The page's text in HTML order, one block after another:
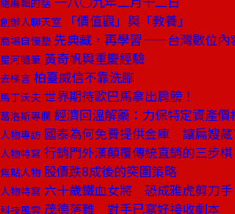
創辦人聊天室 「價值觀」與「教養」
商場自慢塾 先典藏，再學習——台灣數位內
星河隨筆 黃奇帆與重慶經驗
去梯言 柏臺威信不靠洗腳
馬丁沃夫 世界期待歐巴馬拿出肩膀！
葛洛斯專欄 經濟回溫解藥：力保特定資產價
人物專訪 國泰為何免費提供金庫 讓扁嫂藏
人物特寫 行銷門外漢顛覆傳統直銷的三步棋
焦點人物 股價跌8成後的突圍策略
人物特寫 六十歲鐵血女將 恐成雅虎剪刀手
科技風雲 茂德落難 對手已寫好接收劇本